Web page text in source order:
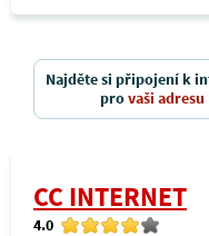
Najděte si připojení k
provaši adresu
CC INTERNET
4.0